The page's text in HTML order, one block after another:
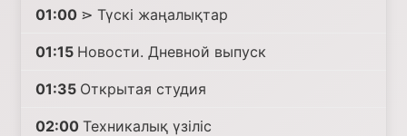
01:00 ⋗ Түскі жаңалықтар
01:15 Новости. Дневной выпуск
01:35 Открытая студия
02:00 Техникалық үзіліс